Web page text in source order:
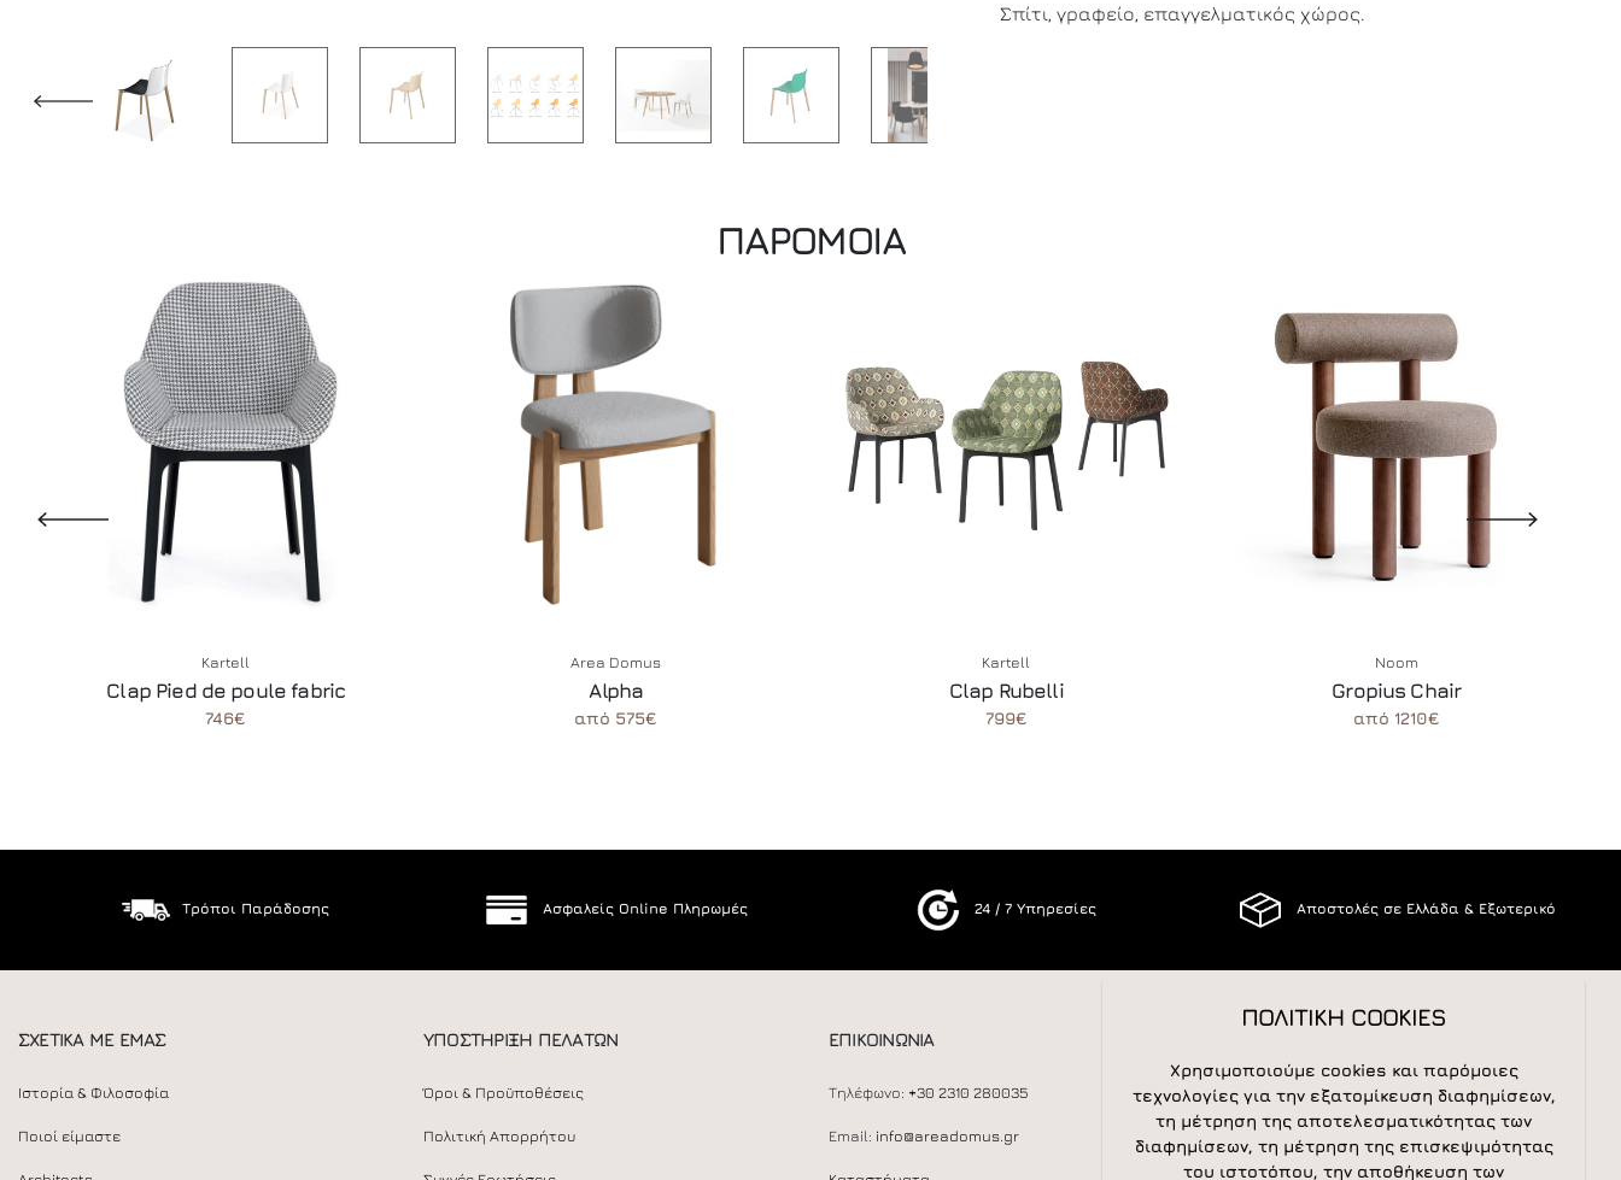
Σπίτι, γραφείο, επαγγελματικός χώρος.
ΠΑΡΟΜΟΙΑ
Kartell
Clap Pied de poule fabric
746€
Area Domus
Alpha
από 575€
Kartell
Clap Rubelli
799€
Noom
Gropius Chair
από 1210€
Τρόποι Παράδοσης Ασφαλείς Online Πληρωμές 24 / 7 Υπηρεσίες Αποστολές σε Ελλάδα & Εξωτερικό
ΣΧΕΤΙΚΑ ΜΕ ΕΜΑΣ
Ιστορία & Φιλοσοφία
Ποιοί είμαστε
ΥΠΟΣΤΗΡΙΞΗ ΠΕΛΑΤΩΝ
Όροι & Προϋποθέσεις
Πολιτική Απορρήτου
ΕΠΙΚΟΙΝΩΝΙΑ
Τηλέφωνο: +30 2310 280035
Email: info@areadomus.gr
NEWSLETTER
ΠΟΛΙΤΙΚΗ COOKIES
Χρησιμοποιούμε cookies και παρόμοιες
τεχνολογίες για την εξατομίκευση διαφημίσεων,
τη μέτρηση της αποτελεσματικότητας των
διαφημίσεων, τη μέτρηση της επισκεψιμότητας
του ιστοτόπου, την αποθήκευση των